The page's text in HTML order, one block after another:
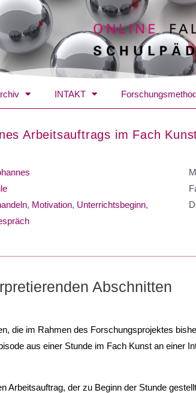
INTAKT
Arbeitsauftrags im Fach
, Motivation, Unterrichtsbeginn,
Abschnitten
die im Rahmen des Forschungsprojektes
aus einer Stunde im Fach Kunst an einer
Arbeitsauftrag, der zu Beginn der Stunde